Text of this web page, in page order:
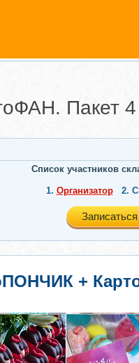
Пакет
Список участников
1. Организатор 2.
Записаться
+